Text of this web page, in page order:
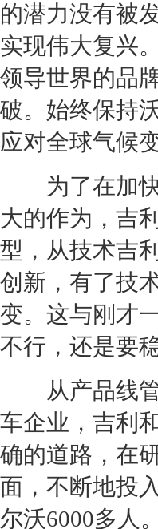
的潜力没有被
实现伟大复兴
领导世界的品
破。始终保持
应对全球气候
为了在加快
大的作为， 吉利
型，从技术吉利
创新，有了技
变。这与刚才
不行，还是要稳
从产品线管
车企业 ， 吉利
确的道路，在
面，不断地投
尔沃6000多人